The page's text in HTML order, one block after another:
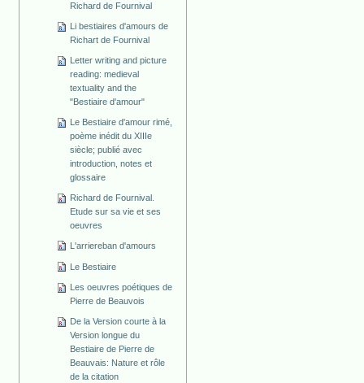
Richard de Fournival
Li bestiaires d'amours de
Richart de Fournival
Letter writing and picture
reading: medieval
textuality and the
"Bestiaire d'amour"
Le Bestiaire d'amour rimé,
poème inédit du XIIIe
siècle; publié avec
introduction, notes et
glossaire
Richard de Fournival.
Etude sur sa vie et ses
oeuvres
L'arriereban d'amours
Le Bestiaire
Les oeuvres poétiques de
Pierre de Beauvois
De la Version courte à la
Version longue du
Bestiaire de Pierre de
Beauvais: Nature et rôle
de la citation